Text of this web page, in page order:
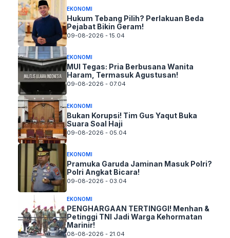
EKONOMI
Hukum Tebang Pilih? Perlakuan Beda
Pejabat Bikin Geram!
09-08-2026 - 15.04
EKONOMI
MUI Tegas: Pria Berbusana Wanita
Haram, Termasuk Agustusan!
09-08-2026 - 07.04
EKONOMI
Bukan Korupsi! Tim Gus Yaqut Buka
Suara Soal Haji
09-08-2026 - 05.04
EKONOMI
Pramuka Garuda Jaminan Masuk Polri?
Polri Angkat Bicara!
09-08-2026 - 03.04
EKONOMI
PENGHARGAAN TERTINGGI! Menhan &
Petinggi TNI Jadi Warga Kehormatan
Marinir!
08-08-2026 - 21.04